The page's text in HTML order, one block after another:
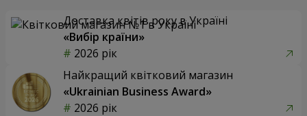
Доставка квітів року в Україні
«Вибір країни»
2026 рік
Найкращий квітковий магазин
«Ukrainian Business Award»
2026 рік